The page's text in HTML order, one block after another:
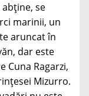
se
marinii, un
aruncat în
dar este
Cuna Ragarzi,
Mizurro.